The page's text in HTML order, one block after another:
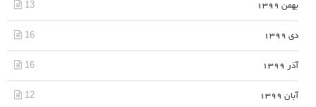
بهمن 1399 13
دی 1399 16
آذر 1399 16
آبان 1399 12